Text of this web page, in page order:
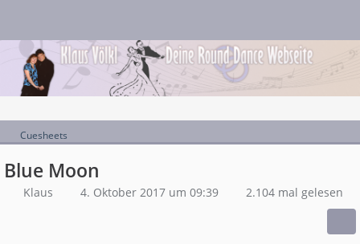
Cuesheets
Blue Moon
Klaus 4. Oktober 2017 um 09:39 2.104 mal gelesen